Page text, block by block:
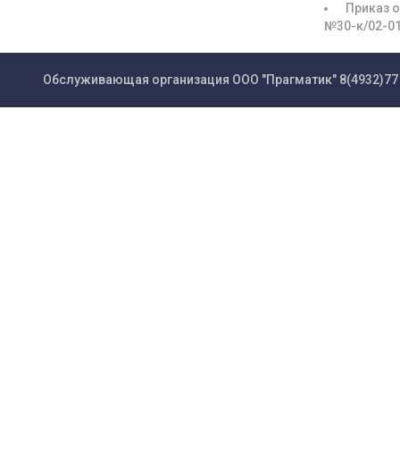
Приказ
№30-к/02-
Обслуживающая организация ООО "Прагматик"8(4932)77